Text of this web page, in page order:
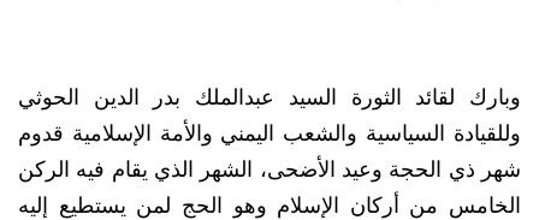
وبارك لقائد الثورة السيد عبدالملك بدر الدين الحوثي
وللقيادة السياسية والشعب اليمني والأمة الإسلامية قدوم
شهر ذي الحجة وعيد الأضحى، الشهر الذي يقام فيه الركن
الخامس من أركان الإسلام وهو الحج لمن يستطيع إليه